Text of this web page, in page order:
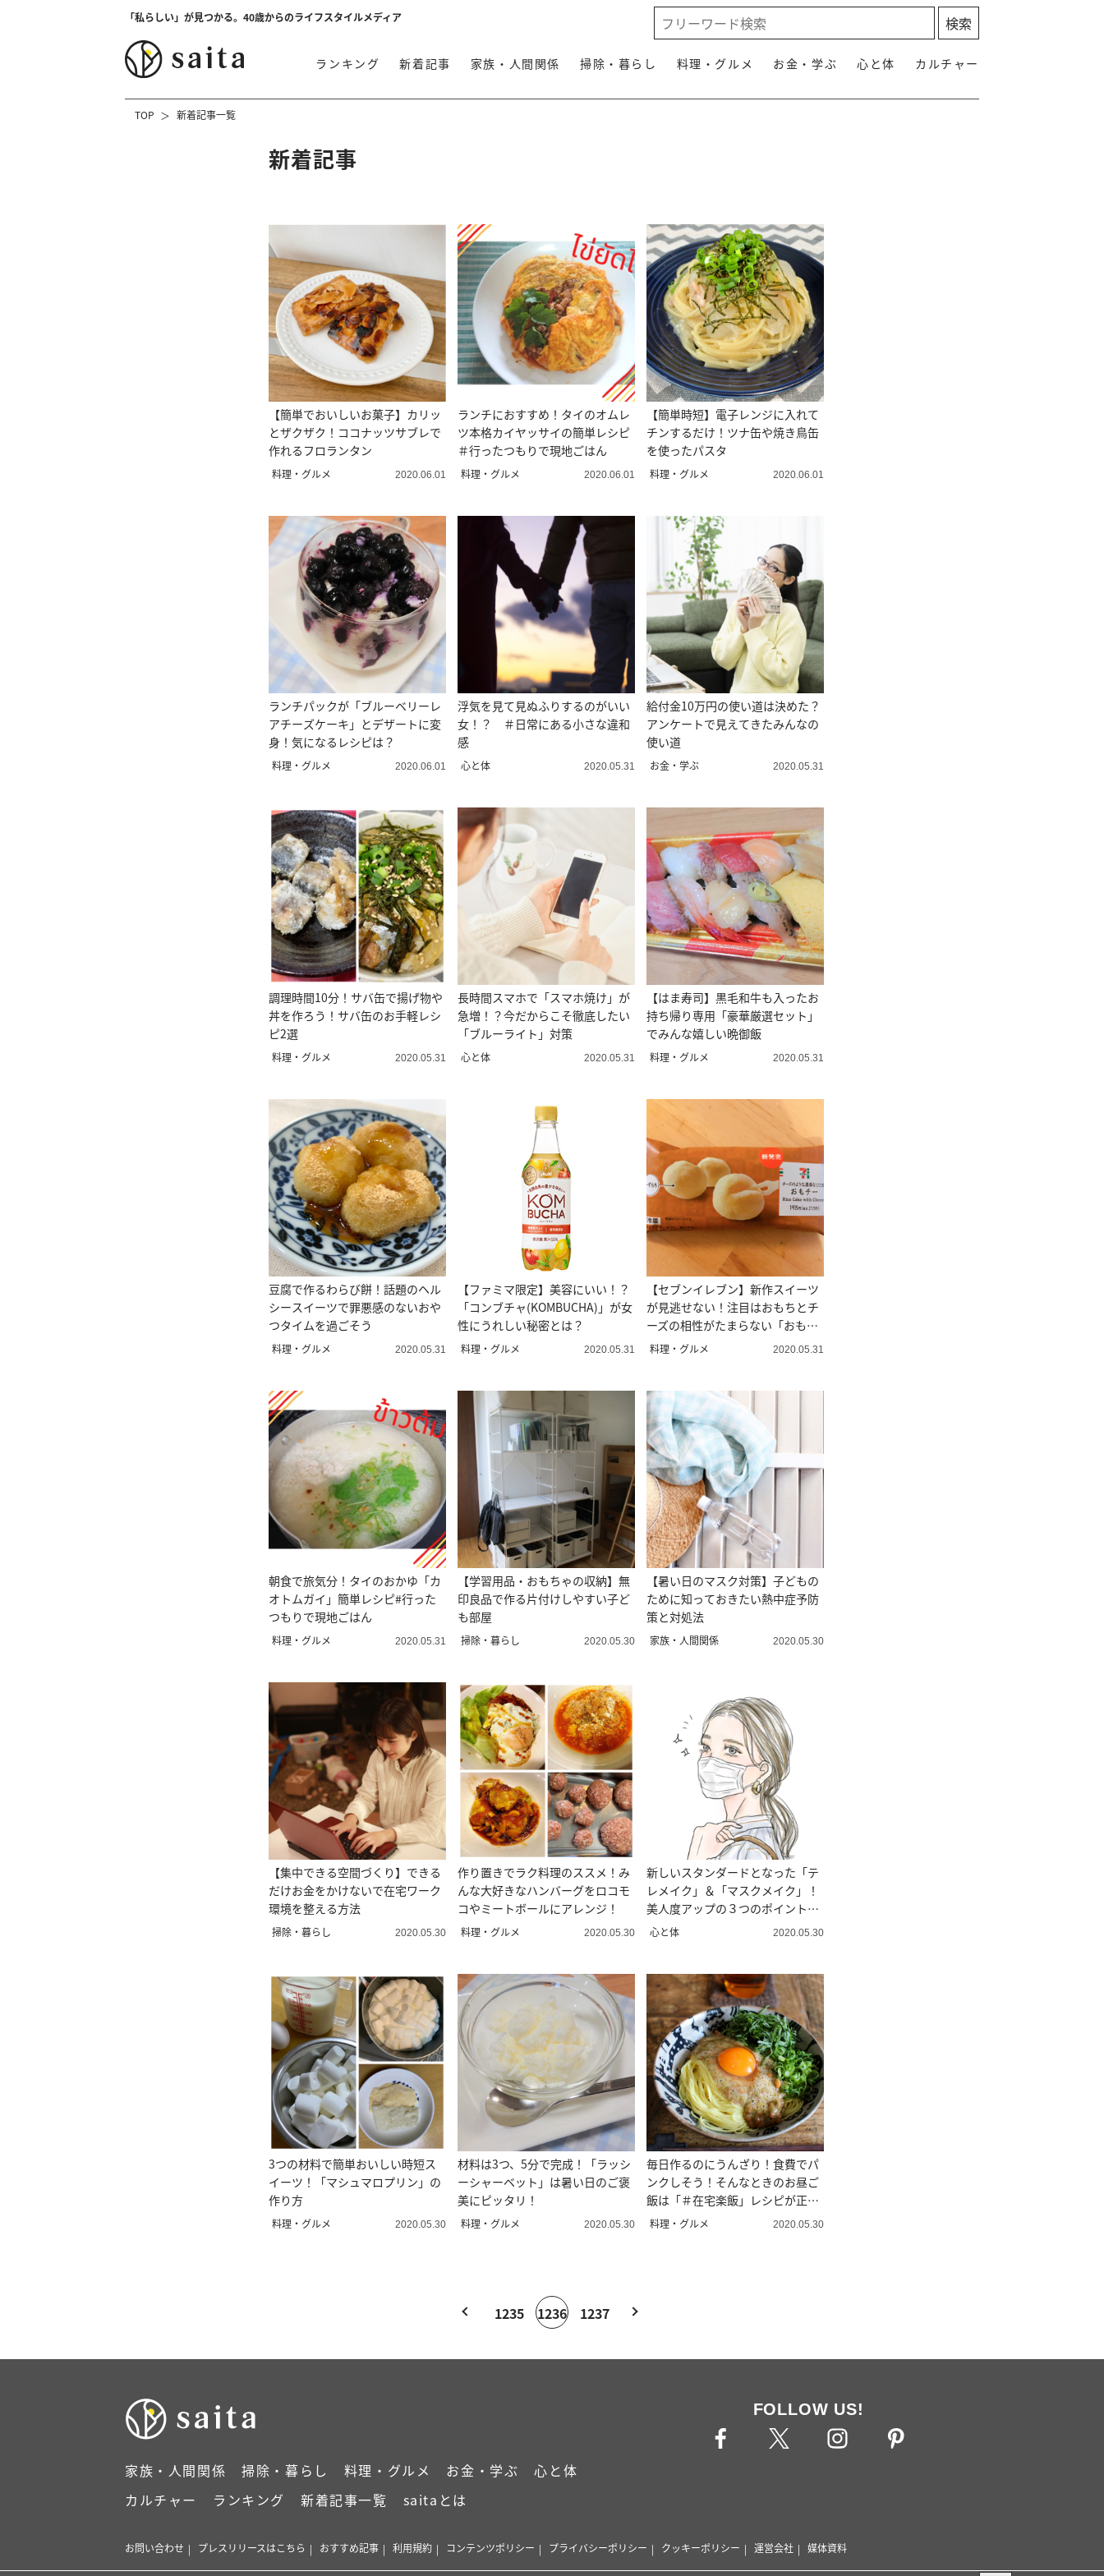
「私らしい」が見つかる。40歳からのライフスタイルメディア
ランキング 新着記事 家族・人間関係 掃除・暮らし 料理・グルメ お金・学ぶ 心と体 カルチャー
TOP 新着記事一覧
新着記事
【簡単でおいしいお菓子】カリッ
とザクザク！ココナッツサブレで
作れるフロランタン
料理・グルメ 2020.06.01
ランチにおすすめ！タイのオムレ
ツ本格カイヤッサイの簡単レシピ
＃行ったつもりで現地ごはん
料理・グルメ 2020.06.01
【簡単時短】電子レンジに入れて
チンするだけ！ツナ缶や焼き鳥缶
を使ったパスタ
料理・グルメ 2020.06.01
ランチパックが「ブルーベリーレ
アチーズケーキ」とデザートに変
身！気になるレシピは？
料理・グルメ 2020.06.01
浮気を見て見ぬふりするのがいい
女！？ ＃日常にある小さな違和
感
心と体 2020.05.31
給付金10万円の使い道は決めた？
アンケートで見えてきたみんなの
使い道
お金・学ぶ 2020.05.31
調理時間10分！サバ缶で揚げ物や
丼を作ろう！サバ缶のお手軽レシ
ピ2選
料理・グルメ 2020.05.31
長時間スマホで「スマホ焼け」が
急増！？今だからこそ徹底したい
「ブルーライト」対策
心と体 2020.05.31
【はま寿司】黒毛和牛も入ったお
持ち帰り専用「豪華厳選セット」
でみんな嬉しい晩御飯
料理・グルメ 2020.05.31
豆腐で作るわらび餅！話題のヘル
シースイーツで罪悪感のないおや
つタイムを過ごそう
料理・グルメ 2020.05.31
【ファミマ限定】美容にいい！？
「コンブチャ(KOMBUCHA)」が女
性にうれしい秘密とは？
料理・グルメ 2020.05.31
【セブンイレブン】新作スイーツ
が見逃せない！注目はおもちとチ
ーズの相性がたまらない「おもチ
ー」
料理・グルメ 2020.05.31
朝食で旅気分！タイのおかゆ「カ
オトムガイ」簡単レシピ#行った
つもりで現地ごはん
料理・グルメ 2020.05.31
【学習用品・おもちゃの収納】無
印良品で作る片付けしやすい子ど
も部屋
掃除・暮らし 2020.05.30
【暑い日のマスク対策】子どもの
ために知っておきたい熱中症予防
策と対処法
家族・人間関係 2020.05.30
【集中できる空間づくり】できる
だけお金をかけないで在宅ワーク
環境を整える方法
掃除・暮らし 2020.05.30
作り置きでラク料理のススメ！み
んな大好きなハンバーグをロコモ
コやミートボールにアレンジ！
料理・グルメ 2020.05.30
新しいスタンダードとなった「テ
レメイク」＆「マスクメイク」！
美人度アップの３つのポイントと
は？
心と体 2020.05.30
3つの材料で簡単おいしい時短ス
イーツ！「マシュマロプリン」の
作り方
料理・グルメ 2020.05.30
材料は3つ、5分で完成！「ラッシ
ーシャーベット」は暑い日のご褒
美にピッタリ！
料理・グルメ 2020.05.30
毎日作るのにうんざり！食費でパ
ンクしそう！そんなときのお昼ご
飯は「＃在宅楽飯」レシピが正
解！
料理・グルメ 2020.05.30
1235 1236 1237
家族・人間関係 掃除・暮らし 料理・グルメ お金・学ぶ
心と体
カルチャー
ランキング 新着記事一覧 saitaとは
FOLLOW US!
お問い合わせ プレスリリースはこちら おすすめ記事 利用規約 コンテンツポリシー プライバシーポリシー クッキーポリシー 運営会社 媒体資料